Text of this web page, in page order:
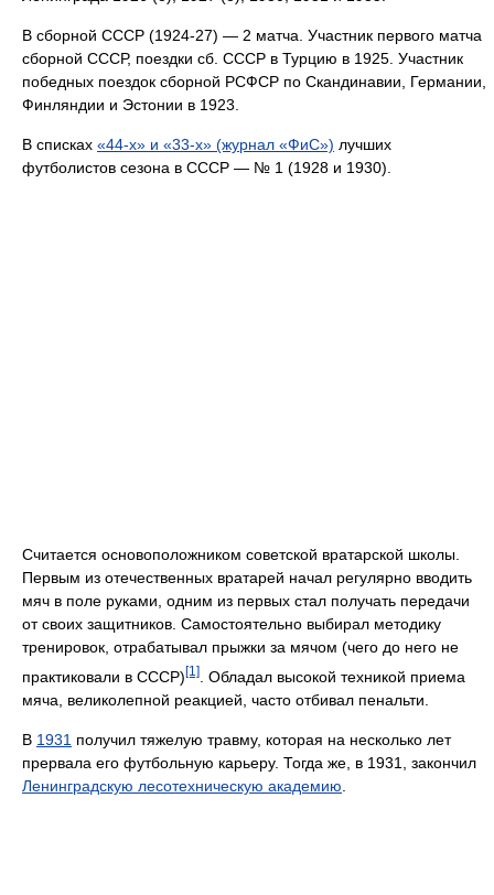
В сборной СССР (1924-27) — 2 матча. Участник первого матча
сборной СССР, поездки сб. СССР в Турцию в 1925. Участник
победных поездок сборной РСФСР по Скандинавии, Германии,
Финляндии и Эстонии в 1923.
В списках «44-х» и «33-х» (журнал «ФиС») лучших
футболистов сезона в СССР — № 1 (1928 и 1930).
Считается основоположником советской вратарской школы.
Первым из отечественных вратарей начал регулярно вводить
мяч в поле руками, одним из первых стал получать передачи
от своих защитников. Самостоятельно выбирал методику
тренировок, отрабатывал прыжки за мячом (чего до него не
практиковали в СССР) [1]
. Обладал высокой техникой приема
мяча, великолепной реакцией, часто отбивал пенальти.
В 1931 получил тяжелую травму, которая на несколько лет
прервала его футбольную карьеру. Тогда же, в 1931, закончил
Ленинградскую лесотехническую академию